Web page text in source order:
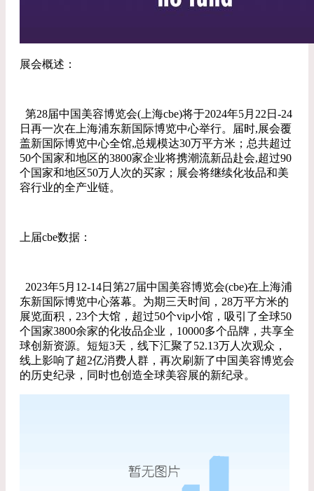
展会概述：
第28届中国美容博览会(上海cbe)将于2024年5月22日-24
日再一次在上海浦东新国际博览中心举行。届时,展会覆
盖新国际博览中心全馆,总规模达30万平方米；总共超过
50个国家和地区的3800家企业将携潮流新品赴会,超过90
个国家和地区50万人次的买家；展会将继续化妆品和美
容行业的全产业链。
上届cbe数据：
2023年5月12-14日第27届中国美容博览会(cbe)在上海浦
东新国际博览中心落幕。为期三天时间，28万平方米的
展览面积，23个大馆，超过50个vip小馆，吸引了全球50
个国家3800余家的化妆品企业，10000多个品牌，共享全
球创新资源。短短3天，线下汇聚了52.13万人次观众，
线上影响了超2亿消费人群，再次刷新了中国美容博览会
的历史纪录，同时也创造全球美容展的新纪录。